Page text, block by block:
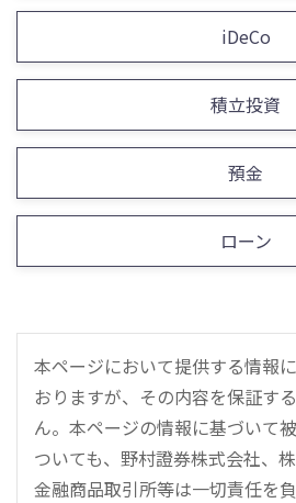
iDeCo
積立投資
預金
ローン
本ページにおいて提供する情報
おりますが、その内容を保証す
ん。本ページの情報に基づいて
ついても、野村證券株式会社、
金融商品取引所等は一切責任を